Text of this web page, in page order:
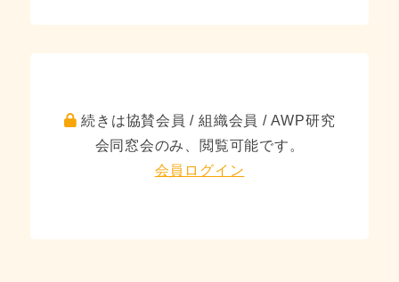
続きは協賛会員 / 組織会員 / AWP研究
会同窓会のみ、閲覧可能です。
会員ログイン